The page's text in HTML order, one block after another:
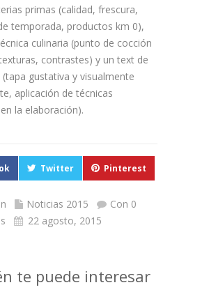
primas (calidad, frescura,
temporada, productos km 0),
culinaria (punto de cocción
contrastes) y un text de
(tapa gustativa y visualmente
aplicación de técnicas
la elaboración).
Twitter Pinterest
Noticias 2015
Con 0
22 agosto, 2015
te puede interesar